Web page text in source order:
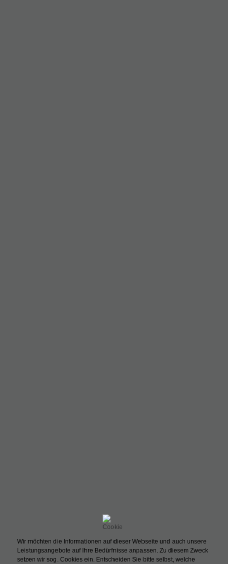
Wir möchten die Informationen auf dieser Webseite und auch unsere
Leistungsangebote auf Ihre Bedürfnisse anpassen. Zu diesem Zweck
setzen wir sog. Cookies ein. Entscheiden Sie bitte selbst, welche